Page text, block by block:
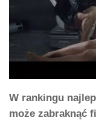
W rankingu
może zabraknąć